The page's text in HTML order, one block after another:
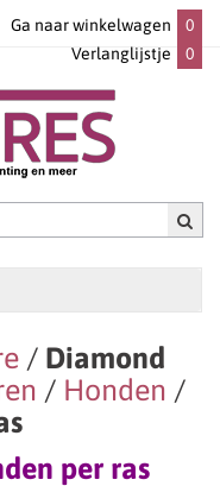
Ga naar winkelwagen
0
Verlanglijstje
0
/
/ Honden /
Diamond
per ras